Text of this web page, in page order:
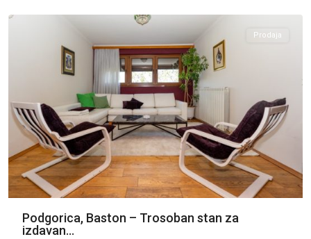
Prodaja
Podgorica, Baston – Trosoban stan za
izdavan...